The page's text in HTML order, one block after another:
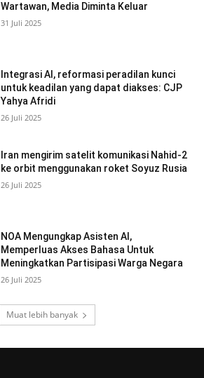
Wartawan, Media Diminta Keluar
31 Juli 2025
Integrasi AI, reformasi peradilan kunci
untuk keadilan yang dapat diakses: CJP
Yahya Afridi
26 Juli 2025
Iran mengirim satelit komunikasi Nahid-2
ke orbit menggunakan roket Soyuz Rusia
26 Juli 2025
NOA Mengungkap Asisten AI,
Memperluas Akses Bahasa Untuk
Meningkatkan Partisipasi Warga Negara
26 Juli 2025
Muat lebih banyak